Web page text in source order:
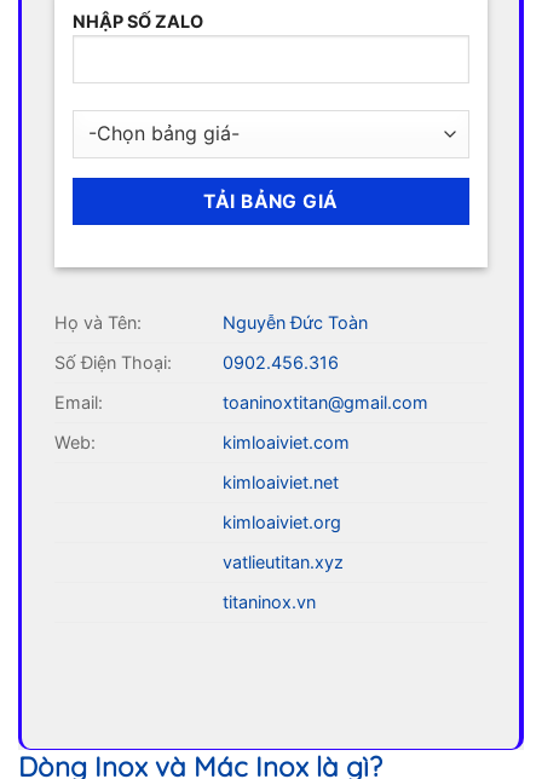
NHẬP SỐ ZALO
Họ và Tên:
Nguyễn Đức Toàn
Số Điện Thoại:
0902.456.316
Email:
toaninoxtitan@gmail.com
Web:
kimloaiviet.com
kimloaiviet.net
kimloaiviet.org
vatlieutitan.xyz
titaninox.vn
Dòng Inox và Mác Inox là gì?